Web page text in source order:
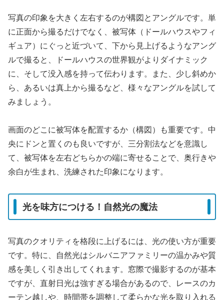
写真の印象を大きく左右するのが構図とアングルです。単
に正面から撮るだけでなく、被写体（ドールハウスやフィ
ギュア）にぐっと近づいて、下から見上げるようなアング
ルで撮ると、ドールハウスの世界観がよりダイナミック
に、そして没入感を持って伝わります。また、少し斜めか
ら、あるいは真上から撮るなど、様々なアングルを試して
みましょう。
画面のどこに被写体を配置するか（構図）も重要です。中
央にドンと置くのも良いですが、三分割法などを意識し
て、被写体を左右どちらかの端に寄せることで、奥行きや
余白が生まれ、洗練された印象になります。
光を味方につける！自然光の魔法
写真のクオリティを格段に上げるには、光の使い方が重要
です。特に、自然光はシルバニアファミリーの温かみや質
感を美しく引き出してくれます。窓際で撮影するのが基本
ですが、直射日光は強すぎる場合があるので、レースのカ
ーテン越しや、時間帯を調整して柔らかな光を取り入れる